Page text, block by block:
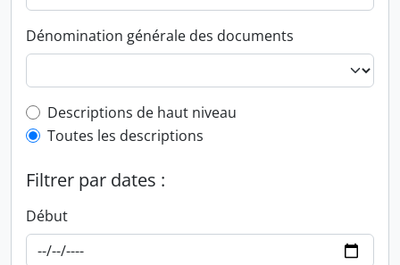
Dénomination générale des documents
Top-level description filter
Descriptions de haut niveau
Toutes les descriptions
Filtrer par dates :
Début